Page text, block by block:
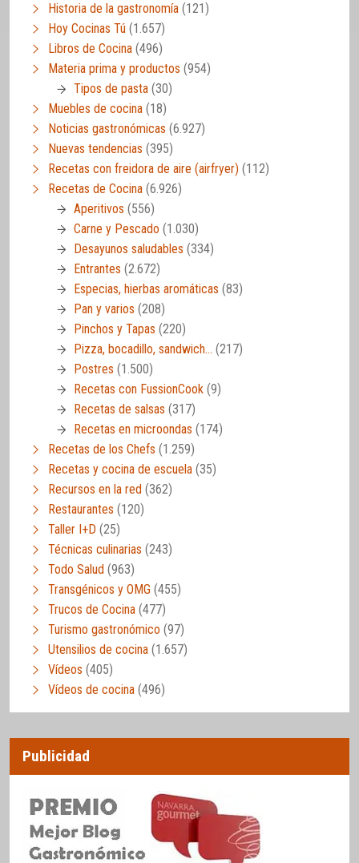
Historia de la gastronomía (121)
Hoy Cocinas Tú (1.657)
Libros de Cocina (496)
Materia prima y productos (954)
Tipos de pasta (30)
Muebles de cocina (18)
Noticias gastronómicas (6.927)
Nuevas tendencias (395)
Recetas con freidora de aire (airfryer) (112)
Recetas de Cocina (6.926)
Aperitivos (556)
Carne y Pescado (1.030)
Desayunos saludables (334)
Entrantes (2.672)
Especias, hierbas aromáticas (83)
Pan y varios (208)
Pinchos y Tapas (220)
Pizza, bocadillo, sandwich… (217)
Postres (1.500)
Recetas con FussionCook (9)
Recetas de salsas (317)
Recetas en microondas (174)
Recetas de los Chefs (1.259)
Recetas y cocina de escuela (35)
Recursos en la red (362)
Restaurantes (120)
Taller I+D (25)
Técnicas culinarias (243)
Todo Salud (963)
Transgénicos y OMG (455)
Trucos de Cocina (477)
Turismo gastronómico (97)
Utensilios de cocina (1.657)
Vídeos (405)
Vídeos de cocina (496)
Publicidad